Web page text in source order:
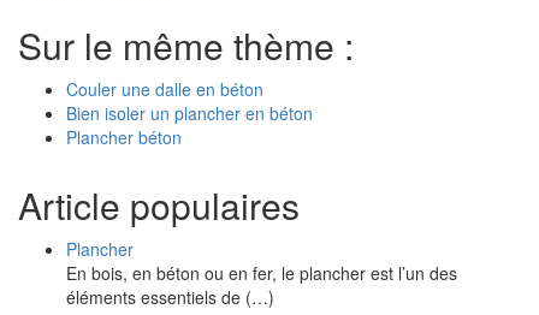
Sur le même thème :
Couler une dalle en béton
Bien isoler un plancher en béton
Plancher béton
Article populaires
Plancher
En bois, en béton ou en fer, le plancher est l’un des
éléments essentiels de (…)